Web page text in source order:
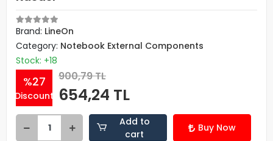
Brand: LineOn
Category: Notebook External Components
Stock: +18
%27
Discount
900,79 TL
654,24 TL
Add to
cart
Buy Now